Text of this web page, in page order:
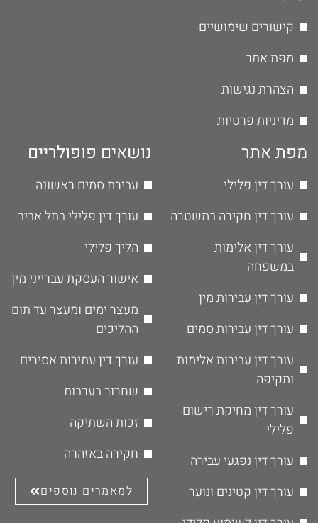
קישורים שימושיים
מפת אתר
הצהרת נגישות
מדיניות פרטיות
מפת אתר
עורך דין פלילי
עורך דין חקירה במשטרה
עורך דין אלימות
במשפחה
עורך דין עבירות מין
עורך דין עבירות סמים
עורך דין עבירות אלימות
ותקיפה
עורך דין מחיקת רישום
פלילי
עורך דין נפגעי עבירה
עורך דין קטינים ונוער
נושאים פופולריים
עבירת סמים ראשונה
עורך דין פלילי בתל אביב
הליך פלילי
אישור העסקת עברייני מין
מעצר ימים ומעצר עד תום
ההליכים
עורך דין עתירות אסירים
שחרור בערבות
זכות השתיקה
חקירה באזהרה
למאמרים נוספים